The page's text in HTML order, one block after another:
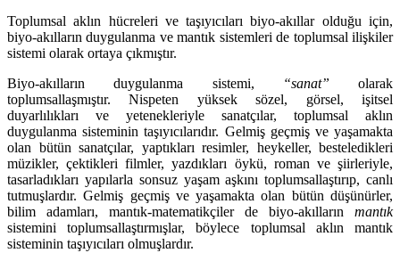
Toplumsal aklın hücreleri ve taşıyıcıları biyo-akıllar olduğu için,
biyo-akılların duygulanma ve mantık sistemleri de toplumsal ilişkiler
sistemi olarak ortaya çıkmıştır.
Biyo-akılların duygulanma sistemi,
“sanat” olarak
toplumsallaşmıştır. Nispeten yüksek sözel, görsel, işitsel
duyarlılıkları ve yetenekleriyle sanatçılar, toplumsal aklın
duygulanma sisteminin taşıyıcılarıdır. Gelmiş geçmiş ve yaşamakta
olan bütün sanatçılar, yaptıkları resimler, heykeller, besteledikleri
müzikler, çektikleri filmler, yazdıkları öykü, roman ve şiirleriyle,
tasarladıkları yapılarla sonsuz yaşam aşkını toplumsallaştırıp, canlı
tutmuşlardır. Gelmiş geçmiş ve yaşamakta olan bütün düşünürler,
bilim adamları, mantık-matematikçiler de biyo-akılların mantık
sistemini toplumsallaştırmışlar, böylece toplumsal aklın mantık
sisteminin taşıyıcıları olmuşlardır.